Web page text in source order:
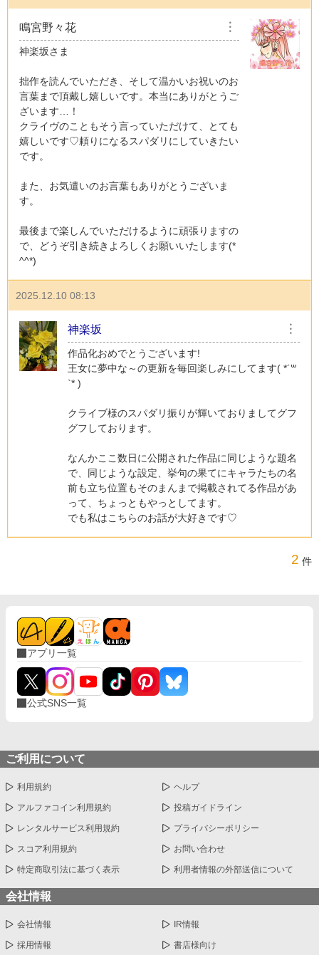
鳴宮野々花 ︙
神楽坂さま
拙作を読んでいただき、そして温かいお祝いのお
言葉まで頂戴し嬉しいです。本当にありがとうご
ざいます…！
クライヴのこともそう言っていただけて、とても
嬉しいです♡頼りになるスパダリにしていきたい
です。
また、お気遣いのお言葉もありがとうございま
す。
最後まで楽しんでいただけるように頑張りますの
で、どうぞ引き続きよろしくお願いいたします(*
^^*)
2025.12.10 08:13
神楽坂 ︙
作品化おめでとうございます!
王女に夢中な～の更新を毎回楽しみにしてます( *´꒳
`* )
クライブ様のスパダリ振りが輝いておりましてグフ
グフしております。
なんかここ数日に公開された作品に同じような題名
で、同じような設定、挙句の果てにキャラたちの名
前も立ち位置もそのまんまで掲載されてる作品があ
って、ちょっともやっとしてます。
でも私はこちらのお話が大好きです♡
2 件
アプリ一覧
公式SNS一覧
ご利用について
利用規約 ヘルプ
アルファコイン利用規約 投稿ガイドライン
レンタルサービス利用規約 プライバシーポリシー
スコア利用規約 お問い合わせ
特定商取引法に基づく表示 利用者情報の外部送信について
会社情報
会社情報 IR情報
採用情報 書店様向け